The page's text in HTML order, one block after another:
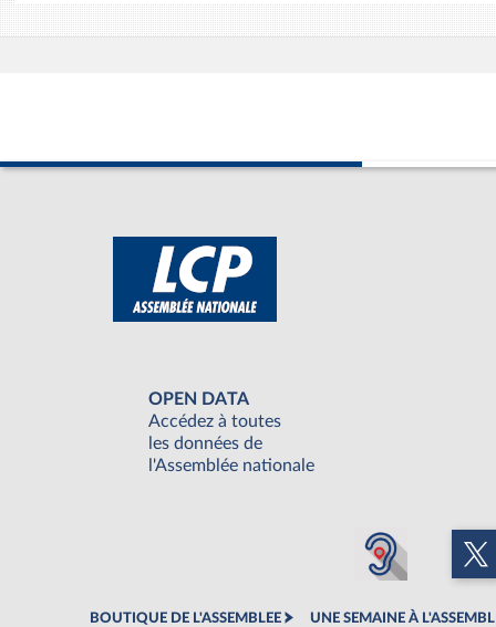
OPEN DATA
Accédez à toutes
les données de
l'Assemblée nationale
BOUTIQUE DE L'ASSEMBLEE UNE SEMAINE À